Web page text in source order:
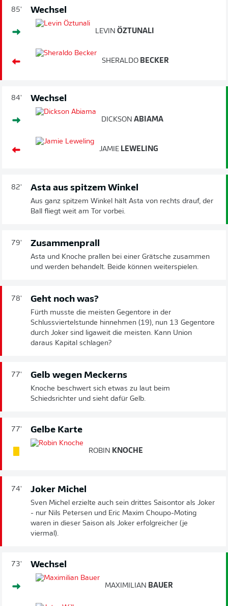
85' Wechsel
LEVIN ÖZTUNALI
SHERALDO BECKER
84' Wechsel
DICKSON ABIAMA
JAMIE LEWELING
82' Asta aus spitzem Winkel
Aus ganz spitzem Winkel hält Asta von rechts drauf, der
Ball fliegt weit am Tor vorbei.
79' Zusammenprall
Asta und Knoche prallen bei einer Grätsche zusammen
und werden behandelt. Beide können weiterspielen.
78' Geht noch was?
Fürth musste die meisten Gegentore in der
Schlussviertelstunde hinnehmen (19), nun 13 Gegentore
durch Joker sind ligaweit die meisten. Kann Union
daraus Kapital schlagen?
77' Gelb wegen Meckerns
Knoche beschwert sich etwas zu laut beim
Schiedsrichter und sieht dafür Gelb.
77' Gelbe Karte
ROBIN KNOCHE
74' Joker Michel
Sven Michel erzielte auch sein drittes Saisontor als Joker
- nur Nils Petersen und Eric Maxim Choupo-Moting
waren in dieser Saison als Joker erfolgreicher (je
viermal).
73' Wechsel
MAXIMILIAN BAUER